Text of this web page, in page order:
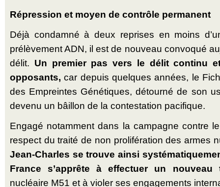
Répression et moyen de contrôle permanent
Déjà condamné à deux reprises en moins
prélèvement ADN, il est de nouveau convoqué
délit. Un premier pas vers le délit continu
opposants, car depuis quelques années, le
des Empreintes Génétiques, détourné de son
devenu un bâillon de la contestation pacifique.
Engagé notamment dans la campagne contre
respect du traité de non prolifération des armes
Jean-Charles se trouve ainsi
France s’apprête à effectuer un nouveau
nucléaire M51 et à violer ses engagements